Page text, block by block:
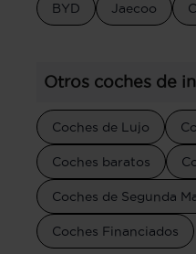
BYD Jaecoo
Otros coches de
Coches de Lujo
Coches baratos
Coches de Segunda
Coches Financiados